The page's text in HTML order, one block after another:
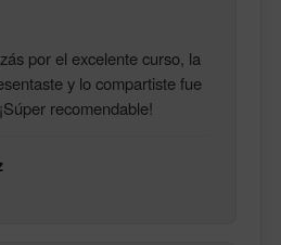
por el excelente curso, la
y lo compartiste fue
recomendable!